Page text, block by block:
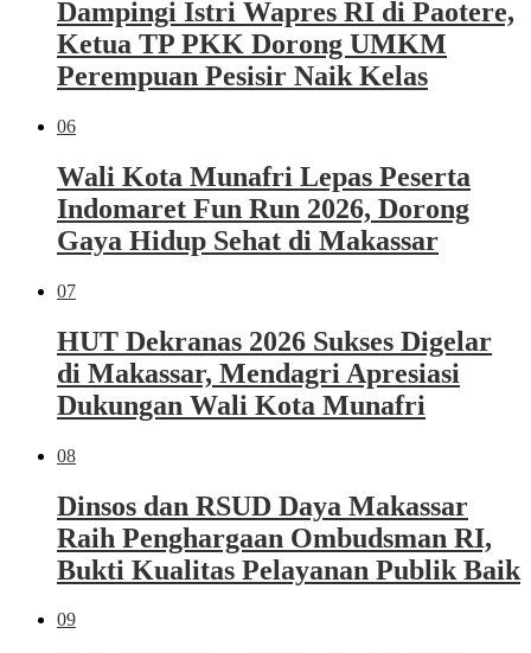
Dampingi Istri Wapres RI di Paotere,
Ketua TP PKK Dorong UMKM
Perempuan Pesisir Naik Kelas
06
Wali Kota Munafri Lepas Peserta
Indomaret Fun Run 2026, Dorong
Gaya Hidup Sehat di Makassar
07
HUT Dekranas 2026 Sukses Digelar
di Makassar, Mendagri Apresiasi
Dukungan Wali Kota Munafri
08
Dinsos dan RSUD Daya Makassar
Raih Penghargaan Ombudsman RI,
Bukti Kualitas Pelayanan Publik Baik
09